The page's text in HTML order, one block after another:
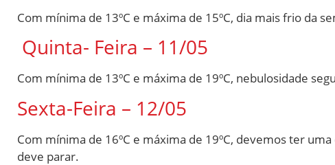
Com mínima de 13ºC e máxima de 15ºC, dia mais frio da
Quinta- Feira – 11/05
Com mínima de 13ºC e máxima de 19ºC, nebulosidade
Sexta-Feira – 12/05
Com mínima de 16ºC e máxima de 19ºC, devemos ter
deve parar.